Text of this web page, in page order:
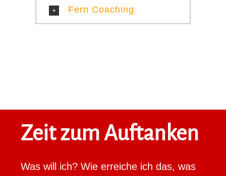
Fern Coaching
Zeit zum Auftanken
Was will ich? Wie erreiche ich das, was